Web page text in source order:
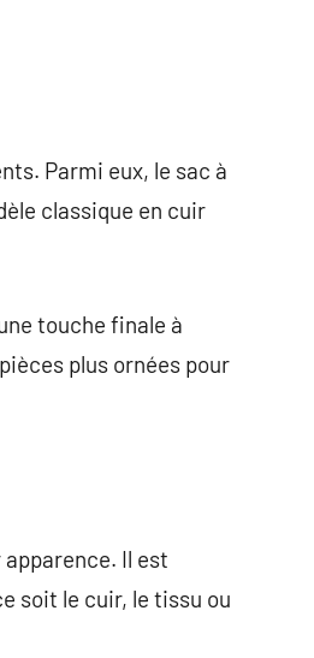
Parmi eux, le sac à
classique en cuir
touche finale à
plus ornées pour
Il est
soit le cuir, le tissu ou